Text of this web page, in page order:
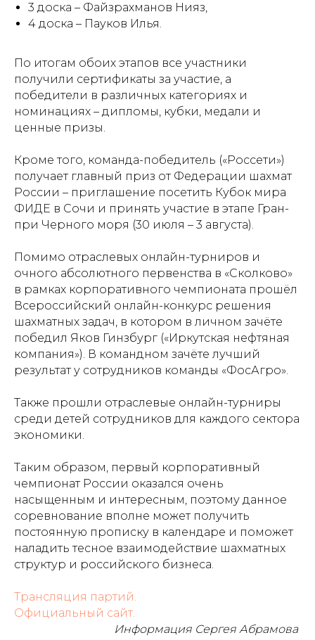
3 доска – Файзрахманов Нияз,
4 доска – Пауков Илья.
По итогам обоих этапов все участники
получили сертификаты за участие, а
победители в различных категориях и
номинациях – дипломы, кубки, медали и
ценные призы.
Кроме того, команда-победитель («Россети»)
получает главный приз от Федерации шахмат
России – приглашение посетить Кубок мира
ФИДЕ в Сочи и принять участие в этапе Гран-
при Черного моря (30 июля – 3 августа).
Помимо отраслевых онлайн-турниров и
очного абсолютного первенства в «Сколково»
в рамках корпоративного чемпионата прошёл
Всероссийский онлайн-конкурс решения
шахматных задач, в котором в личном зачёте
победил Яков Гинзбург («Иркутская нефтяная
компания»). В командном зачёте лучший
результат у сотрудников команды «ФосАгро».
Также прошли отраслевые онлайн-турниры
среди детей сотрудников для каждого сектора
экономики.
Таким образом, первый корпоративный
чемпионат России оказался очень
насыщенным и интересным, поэтому данное
соревнование вполне может получить
постоянную прописку в календаре и поможет
наладить тесное взаимодействие шахматных
структур и российского бизнеса.
Трансляция партий.
Официальный сайт.
Информация Сергея Абрамова